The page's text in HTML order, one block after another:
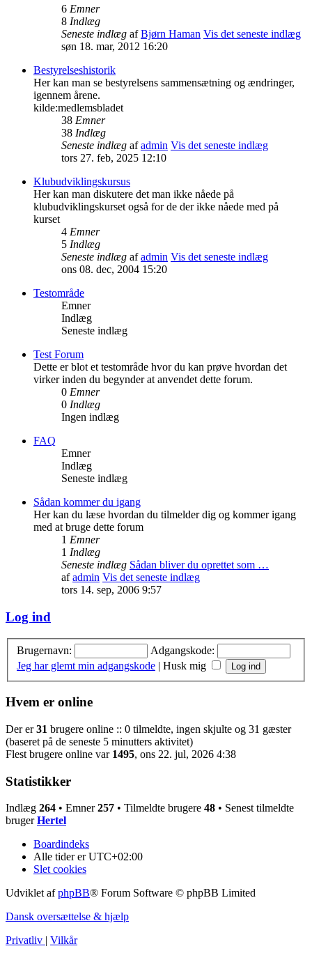
6 Emner
8 Indlæg
Seneste indlæg afBjørn Haman Vis det seneste indlæg
søn 18. mar, 2012 16:20
Bestyrelseshistorik
Her kan man se bestyrelsens sammensætning og ændringer,
igennem årene.
kilde:medlemsbladet
38 Emner
38 Indlæg
Seneste indlæg afadmin Vis det seneste indlæg
tors 27. feb, 2025 12:10
Klubudviklingskursus
Her kan man diskutere det man ikke nåede på
klubudviklingskurset også for de der ikke nåede med på
kurset
4 Emner
5 Indlæg
Seneste indlæg afadmin Vis det seneste indlæg
ons 08. dec, 2004 15:20
Testområde
Emner
Indlæg
Seneste indlæg
Test Forum
Dette er blot et testområde hvor du kan prøve hvordan det
virker inden du begynder at anvendet dette forum.
0 Emner
0 Indlæg
Ingen indlæg
FAQ
Emner
Indlæg
Seneste indlæg
Sådan kommer du igang
Her kan du læse hvordan du tilmelder dig og kommer igang
med at bruge dette forum
1 Emner
1 Indlæg
Seneste indlæg Sådan bliver du oprettet som …
afadmin Vis det seneste indlæg
tors 14. sep, 2006 9:57
Log ind
Brugernavn:
Adgangskode:
Jeg har glemt min adgangskode | Husk mig
Hvem er online
Der er31 brugere online :: 0 tilmeldte, ingen skjulte og 31 gæster
(baseret på de seneste 5 minutters aktivitet)
Flest brugere online var 1495, ons 22. jul, 2026 4:38
Statistikker
Indlæg 264 • Emner257 • Tilmeldte brugere 48 • Senest tilmeldte
brugerHertel
Boardindeks
Alle tider erUTC+02:00
Slet cookies
Udviklet afphpBB® Forum Software © phpBB Limited
Dansk oversættelse & hjælp
Privatliv | Vilkår